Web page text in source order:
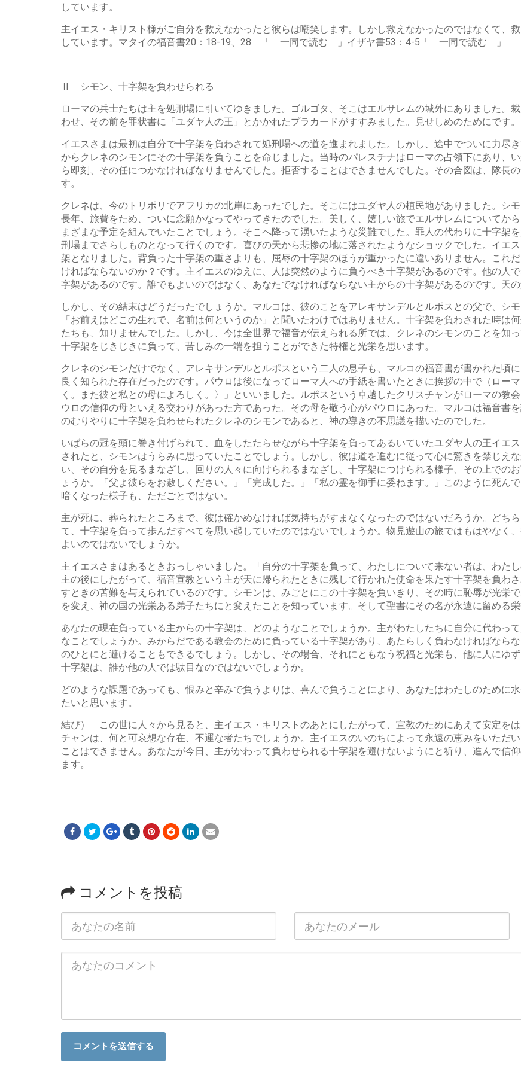
しています。
主イエス・キリスト様がご自分を救えなかったと彼らは嘲笑します。しかし救えなかったのではなくて、
しています。マタイの福音書20：18-19、28 「 一同で読む 」イザヤ書53：4-5「 一同で読む 」
Ⅱ シモン、十字架を負わせられる
ローマの兵士たちは主を処刑場に引いてゆきました。ゴルゴタ、そこはエルサレムの城外にありました。
わせ、その前を罪状書に「ユダヤ人の王」とかかれたプラカードがすすみました。見せしめのためにです。
イエスさまは最初は自分で十字架を負わされて処刑場への道を進まれました。しかし、途中でついに力尽
からクレネのシモンにその十字架を負うことを命じました。当時のパレスチナはローマの占領下にあり、
ら即刻、その任につかなければなりませんでした。拒否することはできませんでした。その合図は、隊長
す。
クレネは、今のトリポリでアフリカの北岸にあったでした。そこにはユダヤ人の植民地がありました。シ
長年、旅費をため、ついに念願かなってやってきたのでした。美しく、嬉しい旅でエルサレムについてか
まざまな予定を組んでいたことでしょう。そこへ降って湧いたような災難でした。罪人の代わりに十字架
刑場までさらしものとなって行くのです。喜びの天から悲惨の地に落されたようなショックでした。イエ
架となりました。背負った十字架の重さよりも、屈辱の十字架のほうが重かったに違いありません。これ
ければならないのか？です。主イエスのゆえに、人は突然のように負うぺき十字架があるのです。他の人
字架があるのです。誰でもよいのではなく、あなたでなければならない主からの十字架があるのです。天
しかし、その結末はどうだったでしょうか。マルコは、彼のことをアレキサンデルとルポスとの父で、シ
「お前えはどこの生れで、名前は何というのか」と聞いたわけではありません。十字架を負わされた時は
たちも、知りませんでした。しかし、今は全世界で福音が伝えられる所では、クレネのシモンのことを知
十字架をじきじきに負って、苦しみの一端を担うことができた特権と光栄を思います。
クレネのシモンだけでなく、アレキサンデルとルポスという二人の息子も、マルコの福音書が書かれた頃
良く知られた存在だったのです。パウロは後になってローマ人への手紙を書いたときに挨拶の中で（ロー
く。また彼と私との母によろしく。〉」といいました。ルポスという卓越したクリスチャンがローマの教
ウロの信仰の母といえる交わりがあった方であった。その母を敬う心がパウロにあった。マルコは福音書
のむりやりに十字架を負わせられたクレネのシモンであると、神の導きの不思議を描いたのでした。
いばらの冠を頭に巻き付げられて、血をしたたらせながら十字架を負ってあるいていたユダヤ人の王イエ
されたと、シモンはうらみに思っていたことでしょう。しかし、彼は道を進むに従って心に驚きを禁じえ
い、その自分を見るまなざし、回りの人々に向けられるまなざし、十字架につけられる様子、その上での
ょうか。「父よ彼らをお赦しください。」「完成した。」「私の霊を御手に委ねます。」このように死ん
暗くなった様子も、ただごとではない。
主が死に、葬られたところまで、彼は確かめなければ気持ちがすまなくなったのではないだろうか。どち
て、十字架を負って歩んだすべてを思い起していたのではないでしょうか。物見遊山の旅ではもはやなく
よいのではないでしょうか。
主イエスさまはあるときおっしゃいました。「自分の十字架を負って、わたしについて来ない者は、わた
主の後にしたがって、福音宣教という主が天に帰られたときに残して行かれた使命を果たす十字架を負わ
すときの苦難を与えられているのです。シモンは、みごとにこの十字架を負いきり、その時に恥辱が光栄
を変え、神の国の光栄ある弟子たちにと変えたことを知っています。そして聖書にその名が永遠に留める栄
あなたの現在負っている主からの十字架は、どのようなことでしょうか。主がわたしたちに自分に代わっ
なことでしょうか。みからだである教会のために負っている十字架があり、あたらしく負わなければなら
のひとにと避けることもできるでしょう。しかし、その場合、それにともなう祝福と光栄も、他に人にゆ
十字架は、誰か他の人では駄目なのではないでしょうか。
どのような課題であっても、恨みと辛みで負うよりは、喜んで負うことにより、あなたはわたしのために
たいと思います。
結び） この世に人々から見ると、主イエス・キリストのあとにしたがって、宣教のためにあえて安定を
チャンは、何と可哀想な存在、不運な者たちでしょうか。主イエスのいのちによって永遠の恵みをいただ
ことはできません。あなたが今日、主がかわって負わせられる十字架を避けないようにと祈り、進んで信
ます。
コメントを投稿